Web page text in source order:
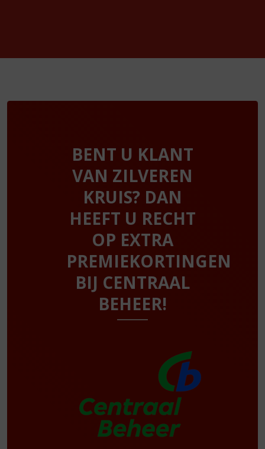
BENT U KLANT
VAN ZILVEREN
KRUIS? DAN
HEEFT U RECHT
OP EXTRA
PREMIEKORTINGEN
BIJ CENTRAAL
BEHEER!